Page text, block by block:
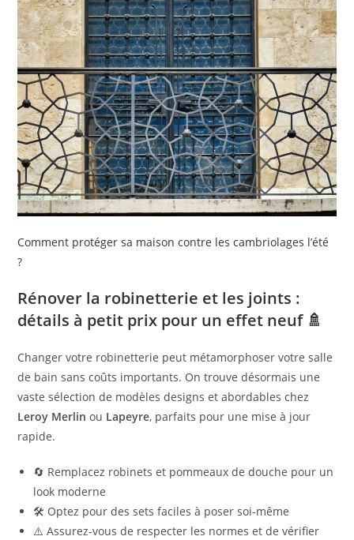
Comment protéger sa maison contre les cambriolages l’été
?
Rénover la robinetterie et les joints :
détails à petit prix pour un effet neuf 🚿
Changer votre robinetterie peut métamorphoser votre salle
de bain sans coûts importants. On trouve désormais une
vaste sélection de modèles designs et abordables chez
Leroy Merlin ou Lapeyre, parfaits pour une mise à jour
rapide.
🔄 Remplacez robinets et pommeaux de douche pour un
look moderne
🛠️ Optez pour des sets faciles à poser soi-même
⚠️ Assurez-vous de respecter les normes et de vérifier